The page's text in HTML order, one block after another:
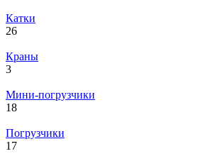
Катки
26
Краны
3
Мини-погрузчики
18
Погрузчики
17